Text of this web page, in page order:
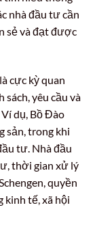
nhà đầu tư cần
sẻ và đạt được
cực kỳ quan
sách, yêu cầu và
dụ, Bồ Đào
sản, trong khi
tư. Nhà đầu
thời gian xử lý
quyền
kinh tế, xã hội